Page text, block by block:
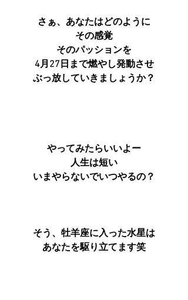
さぁ、あなたはどのように
その感覚
そのパッションを
4月27日まで燃やし発動させ
ぶっ放していきましょうか？
やってみたらいいよー
人生は短い
いまやらないでいつやるの？
そう、牡羊座に入った水星は
あなたを駆り立てます笑